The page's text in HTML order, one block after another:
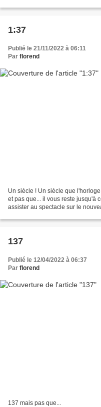
1:37
Publié le 21/11/2022 à 06:11
Par florend
Un siècle ! Un siècle que
et pas que... il vous reste jusqu'à
assister au spectacle sur le
137
Publié le 12/04/2022 à 06:37
Par florend
137 mais pas que...